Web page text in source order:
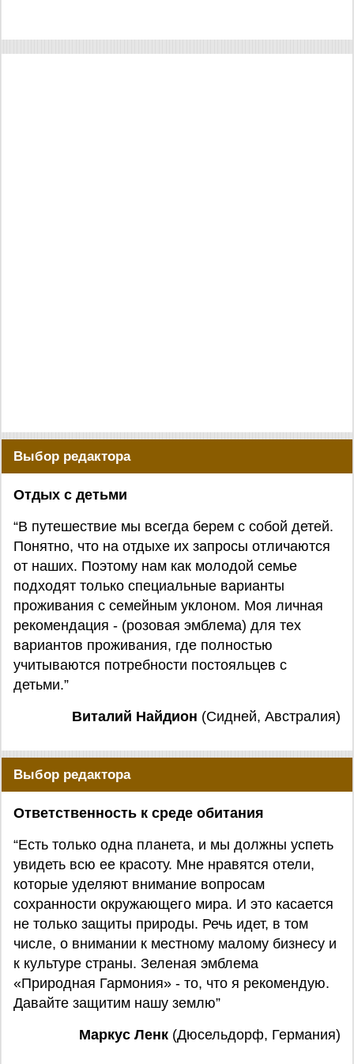
Выбор редактора
Отдых с детьми
“В путешествие мы всегда берем с собой детей.
Понятно, что на отдыхе их запросы отличаются
от наших. Поэтому нам как молодой семье
подходят только специальные варианты
проживания с семейным уклоном. Моя личная
рекомендация - (розовая эмблема) для тех
вариантов проживания, где полностью
учитываются потребности постояльцев с
детьми.”
Виталий Найдион (Сидней, Австралия)
Выбор редактора
Ответственность к среде обитания
“Есть только одна планета, и мы должны успеть
увидеть всю ее красоту. Мне нравятся отели,
которые уделяют внимание вопросам
сохранности окружающего мира. И это касается
не только защиты природы. Речь идет, в том
числе, о внимании к местному малому бизнесу и
к культуре страны. Зеленая эмблема
«Природная Гармония» - то, что я рекомендую.
Давайте защитим нашу землю”
Маркус Ленк (Дюсельдорф, Германия)